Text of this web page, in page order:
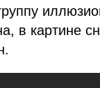
в картине